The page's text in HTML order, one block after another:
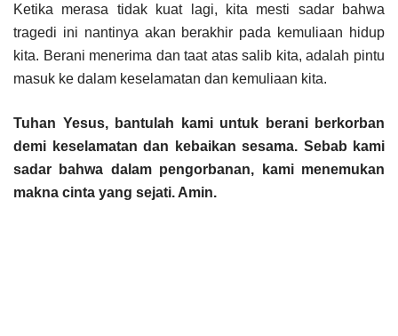
Ketika merasa tidak kuat lagi, kita mesti sadar bahwa
tragedi ini nantinya akan berakhir pada kemuliaan hidup
kita. Berani menerima dan taat atas salib kita, adalah pintu
masuk ke dalam keselamatan dan kemuliaan kita.
Tuhan Yesus, bantulah kami untuk berani berkorban
demi keselamatan dan kebaikan sesama. Sebab kami
sadar bahwa dalam pengorbanan, kami menemukan
makna cinta yang sejati. Amin.